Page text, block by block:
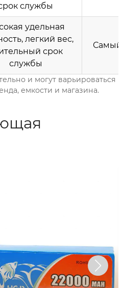
службы
удельная
легкий вес,
срок
службы
Самый
и могут варьироваться
емкости и магазина.